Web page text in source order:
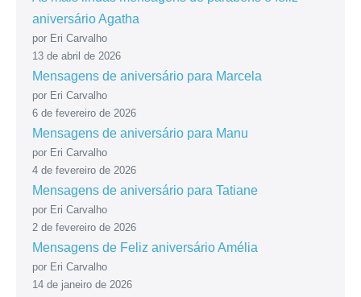
aniversário Agatha
por Eri Carvalho
13 de abril de 2026
Mensagens de aniversário para Marcela
por Eri Carvalho
6 de fevereiro de 2026
Mensagens de aniversário para Manu
por Eri Carvalho
4 de fevereiro de 2026
Mensagens de aniversário para Tatiane
por Eri Carvalho
2 de fevereiro de 2026
Mensagens de Feliz aniversário Amélia
por Eri Carvalho
14 de janeiro de 2026